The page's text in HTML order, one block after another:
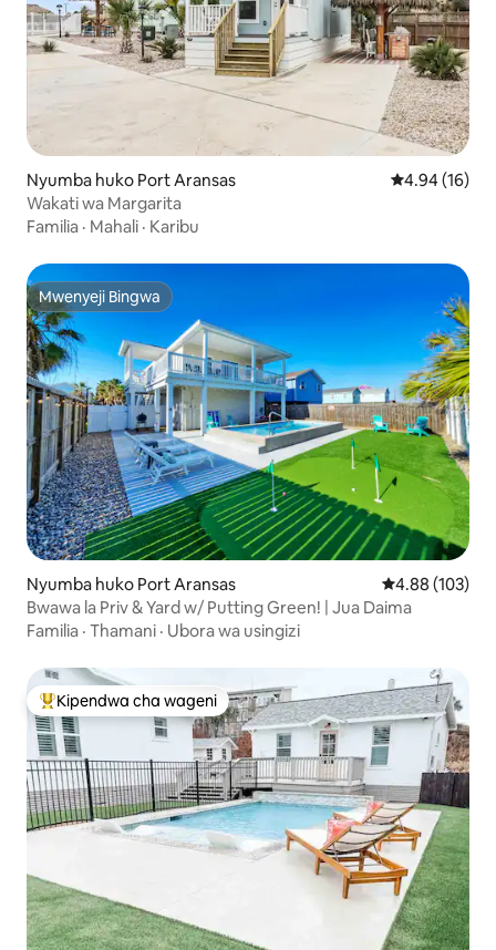
Nyumba huko Port Aransas Ukadiriaji wa
4.94 (16)
Wakati wa Margarita
Familia · Mahali · Karibu
Mwenyeji Bingwa
Mwenyeji Bingwa
Nyumba huko Port Aransas Ukadiriaji wa
4.88 (103)
Bwawa la Priv & Yard w/ Putting Green! | Jua Daima
Familia · Thamani · Ubora wa usingizi
Kipendwa maarufu cha wageni
Kipendwa cha wageni